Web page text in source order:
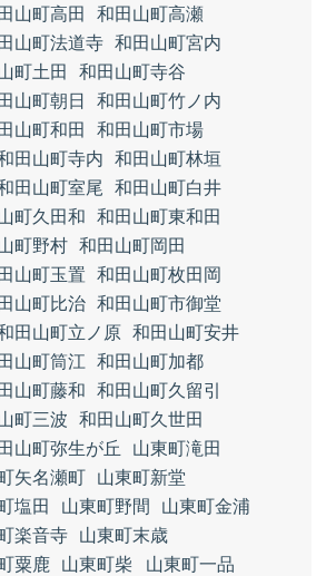
山町高田
和田山町高瀬
山町法道寺 和田山町宮内
町土田
和田山町寺谷
山町朝日
和田山町竹ノ内
山町和田
和田山町市場
田山町寺内
和田山町林垣
田山町室尾
和田山町白井
町久田和
和田山町東和田
町野村 和田山町岡田
山町玉置
和田山町枚田岡
山町比治 和田山町市御堂
田山町立ノ原 和田山町安井
山町筒江
和田山町加都
山町藤和
和田山町久留引
町三波
和田山町久世田
山町弥生が丘
山東町滝田
矢名瀬町
山東町新堂
塩田 山東町野間
山東町金浦
楽音寺
山東町末歳
粟鹿 山東町柴
山東町一品